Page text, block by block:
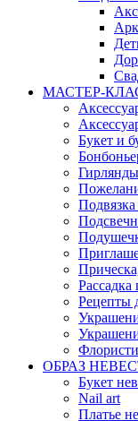
МАСТЕР-
Букет и
Гирлянды
Рассадка
Рецепты
ОБРАЗ
Букет
Nail art
Платье